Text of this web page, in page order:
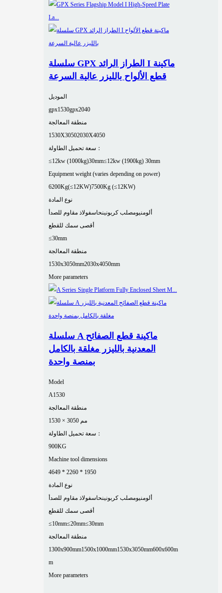
سلسلة GPX الطراز الرائد I ماكينة
قطع الألواح بالليزر عالية السرعة
الموديل
gpx1530gpx2040
منطقة المعالجة
1530X30502030X4050
سعة تحميل الطاولة：
≤12kw (1000kg)30mm≤12kw (1900kg) 30mm
Equipment weight (varies depending on power)
6200Kg(≤12KW)7500Kg (≤12KW)
نوع المادة
ألومنيومصلب كربونينحاسفولاذ مقاوم للصدأ
أقصى سمك للقطع
≤30mm
منطقة المعالجة
1530x3050mm2030x4050mm
More parameters
سلسلة A ماكينة قطع الصفائح
المعدنية بالليزر مغلقة بالكامل
بمنصة واحدة
Model
A1530
منطقة المعالجة
1530 × 3050 مم
سعة تحميل الطاولة：
900KG
Machine tool dimensions
4649 * 2260 * 1950
نوع المادة
ألومنيومصلب كربونينحاسفولاذ مقاوم للصدأ
أقصى سمك للقطع
≤10mm≤20mm≤30mm
منطقة المعالجة
1300x900mm1500x1000mm1530x3050mm600x600m
m
More parameters